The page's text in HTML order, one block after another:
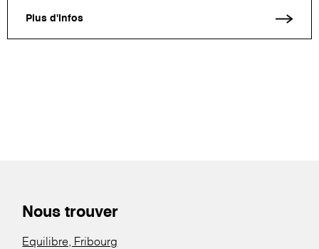
Plus d'infos
Nous trouver
Equilibre, Fribourg